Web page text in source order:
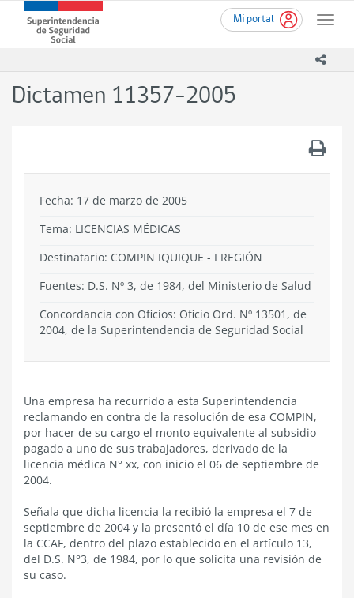
contenido
Mi portal
Toggle
Superintendencia
de
-
Dictamen 11357-2005
Fecha: 17 de marzo de 2005
Tema: LICENCIAS MÉDICAS
Destinatario: COMPIN IQUIQUE - I REGIÓN
Fuentes: D.S. Nº 3, de 1984, del Ministerio de Salud
Concordancia con Oficios: Oficio Ord. Nº 13501, de
2004, de la Superintendencia de Seguridad Social
Una empresa ha recurrido a esta Superintendencia
reclamando en contra de la resolución de esa COMPIN,
por hacer de su cargo el monto equivalente al subsidio
pagado a uno de sus trabajadores, derivado de la
licencia médica N° xx, con inicio el 06 de septiembre de
2004.
Señala que dicha licencia la recibió la empresa el 7 de
septiembre de 2004 y la presentó el día 10 de ese mes en
la CCAF, dentro del plazo establecido en el artículo 13,
del D.S. N°3, de 1984, por lo que solicita una revisión de
su caso.